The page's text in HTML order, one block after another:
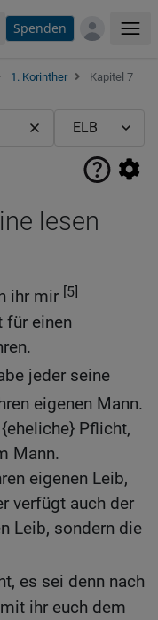
Spenden
1. Korinther
Kapitel 7
lesen
ihr mir [5]
für einen
jeder seine
eigenen Mann.
Pflicht,
Mann.
eigenen Leib,
verfügt auch der
Leib, sondern die
es sei denn nach
ihr euch dem